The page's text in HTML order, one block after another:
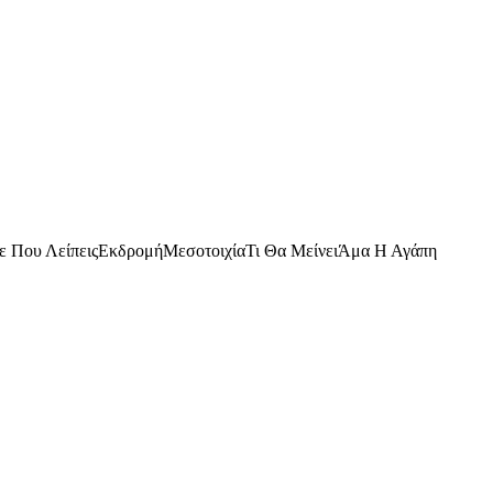
ΛείπειςΕκδρομήΜεσοτοιχίαΤι Θα ΜείνειΆμα Η Αγάπη